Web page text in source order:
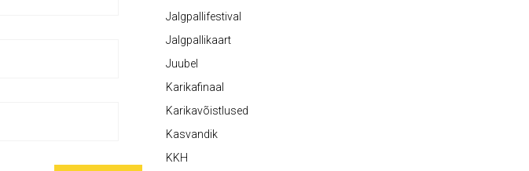
Jalgpallifestival
Jalgpallikaart
Juubel
Karikafinaal
Karikavõistlused
Kasvandik
KKH